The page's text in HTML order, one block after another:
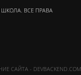
ШКОЛА. ВСЕ ПРАВА
САЙТА - DEVBACKEND.COM